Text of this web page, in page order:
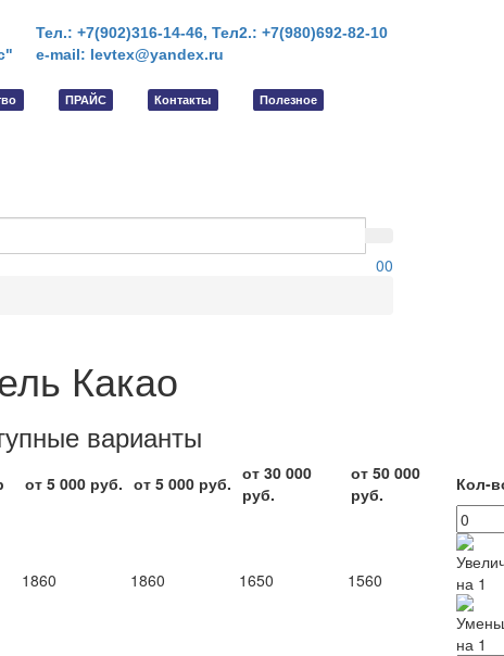
Тел.: +7(902)316-14-46, Тел2.: +7(980)692-82-10
e-mail: levtex@yandex.ru
ПРАЙС Контакты Полезное
0
0
Какао
варианты
от 5 000 руб. от 5 000 руб. от 30 000
руб.
от 50 000
руб.
Кол-
1860 1860 1650 1560